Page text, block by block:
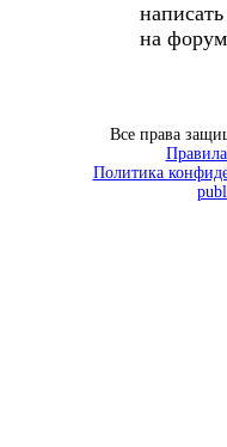
на
Все права
Политика